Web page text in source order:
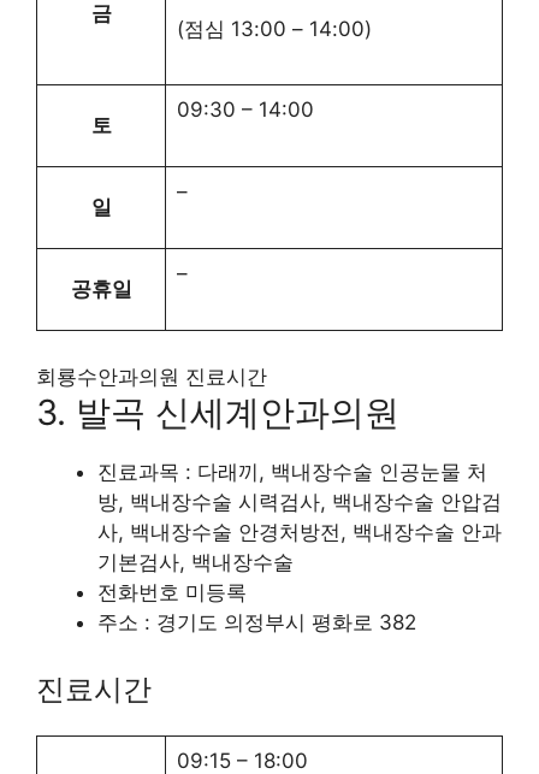
금
(점심 13:00 – 14:00)
토
09:30 – 14:00
일
–
공휴일
–
회룡수안과의원 진료시간
3. 발곡 신세계안과의원
진료과목 : 다래끼, 백내장수술 인공눈물 처
방, 백내장수술 시력검사, 백내장수술 안압검
사, 백내장수술 안경처방전, 백내장수술 안과
기본검사, 백내장수술
전화번호 미등록
주소 : 경기도 의정부시 평화로 382
진료시간
09:15– 18:00